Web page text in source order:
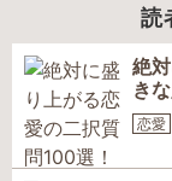
読
絶
き
恋愛